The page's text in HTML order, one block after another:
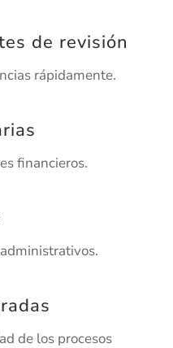
de revisión
rápidamente.
financieros.
de los procesos